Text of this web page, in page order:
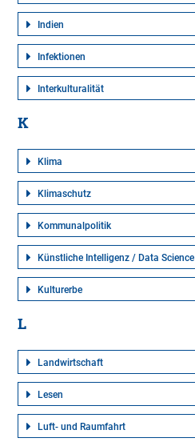
Indien
Infektionen
Interkulturalität
K
Klima
Klimaschutz
Kommunalpolitik
Künstliche Intelligenz / Data Science
Kulturerbe
L
Landwirtschaft
Lesen
Luft- und Raumfahrt